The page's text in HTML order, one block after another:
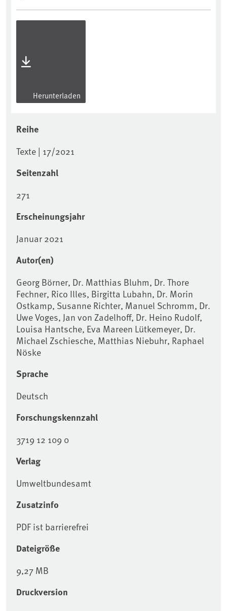
Herunterladen
Reihe
Texte | 17/2021
Seitenzahl
271
Erscheinungsjahr
Januar 2021
Autor(en)
Georg Börner, Dr. Matthias Bluhm, Dr. Thore
Fechner, Rico Illes, Birgitta Lubahn, Dr. Morin
Ostkamp, Susanne Richter, Manuel Schromm, Dr.
Uwe Voges, Jan von Zadelhoff, Dr. Heino Rudolf,
Louisa Hantsche, Eva Mareen Lütkemeyer, Dr.
Michael Zschiesche, Matthias Niebuhr, Raphael
Nöske
Sprache
Deutsch
Forschungskennzahl
3719 12 109 0
Verlag
Umweltbundesamt
Zusatzinfo
PDF ist barrierefrei
Dateigröße
9,27 MB
Druckversion